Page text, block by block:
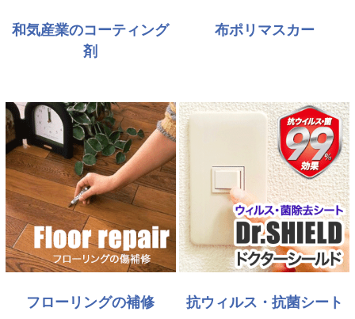
和気産業のコーティング
剤
布ポリマスカー
フローリングの補修 抗ウィルス・抗菌シート